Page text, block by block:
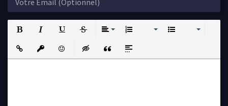
Strikethrough
Insert LinkInsert protected link
EmoticonsInsert hidden text
Insert QuoteInsert spoiler